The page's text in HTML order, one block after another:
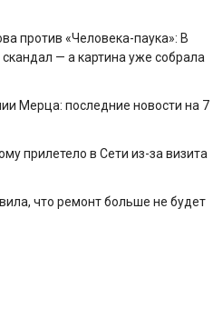
против «Человека-паука»: В
— а картина уже собрала
Мерца: последние новости на 7
прилетело в Сети из-за визита
что ремонт больше не будет